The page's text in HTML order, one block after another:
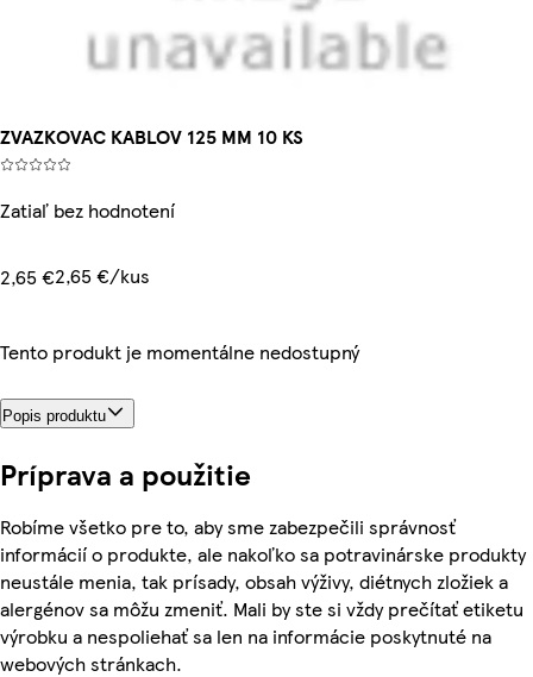
ZVAZKOVAC KABLOV 125 MM 10 KS
Zatiaľ bez hodnotení
2,65 €2,65 €/kus
Tento produkt je momentálne nedostupný
Popis produktu
Príprava a použitie
Robíme všetko pre to, aby sme zabezpečili správnosť
informácií o produkte, ale nakoľko sa potravinárske produkty
neustále menia, tak prísady, obsah výživy, diétnych zložiek a
alergénov sa môžu zmeniť. Mali by ste si vždy prečítať etiketu
výrobku a nespoliehať sa len na informácie poskytnuté na
webových stránkach.